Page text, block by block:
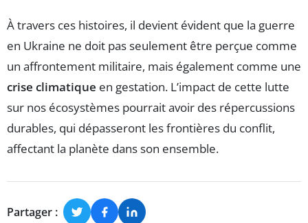
À travers ces histoires, il devient évident que la guerre
en Ukraine ne doit pas seulement être perçue comme
un affrontement militaire, mais également comme une
crise climatique en gestation. L’impact de cette lutte
sur nos écosystèmes pourrait avoir des répercussions
durables, qui dépasseront les frontières du conflit,
affectant la planète dans son ensemble.
Partager :